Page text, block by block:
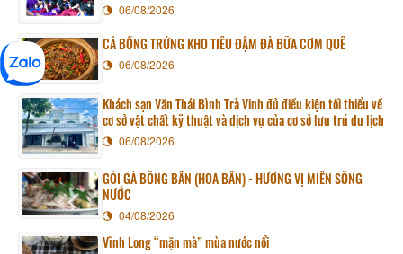
06/08/2026
CÁ BỐNG TRỨNG KHO TIÊU ĐẬM ĐÀ BỮA CƠM QUÊ
06/08/2026
Khách sạn Văn Thái Bình Trà Vinh đủ điều kiện tối thiểu về
cơ sở vật chất kỹ thuật và dịch vụ của cơ sở lưu trú du lịch
06/08/2026
GỎI GÀ BÔNG BẦN (HOA BẦN) - HƯƠNG VỊ MIỀN SÔNG
NƯỚC
04/08/2026
Vĩnh Long “mặn mà” mùa nước nổi